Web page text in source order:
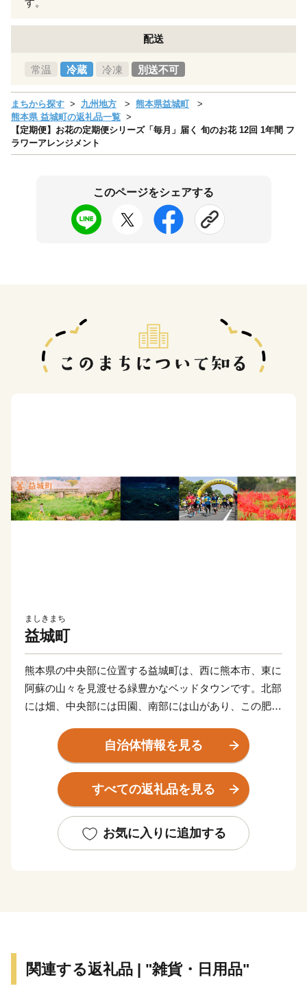
配送
常温 冷蔵 冷凍 別送不可
まちから探す 九州地方
熊本県益城町
熊本県 益城町の返礼品一覧
【定期便】お花の定期便シリーズ「毎月」届く 旬のお花 12回 1年間 フ
ラワーアレンジメント
このページをシェアする
ましきまち
益城町
熊本県の中央部に位置する益城町は、西に熊本市、東に
阿蘇の山々を見渡せる緑豊かなベッドタウンです。北部
には畑、中央部には田園、南部には山があり、この肥沃
などの栽培が盛んに行われている都市と自然の調和がと
れたまちです。
四季折々の変化も豊かで、春は秋津川の桜、夏は蛍、秋
は紅葉と美しい景観があふれています。
熊本の空と陸の玄関口へお越しになってみませんか。
自治体情報を見る
すべての返礼品を見る
お気に入りに追加する
関連する返礼品 | "雑貨・日用品"